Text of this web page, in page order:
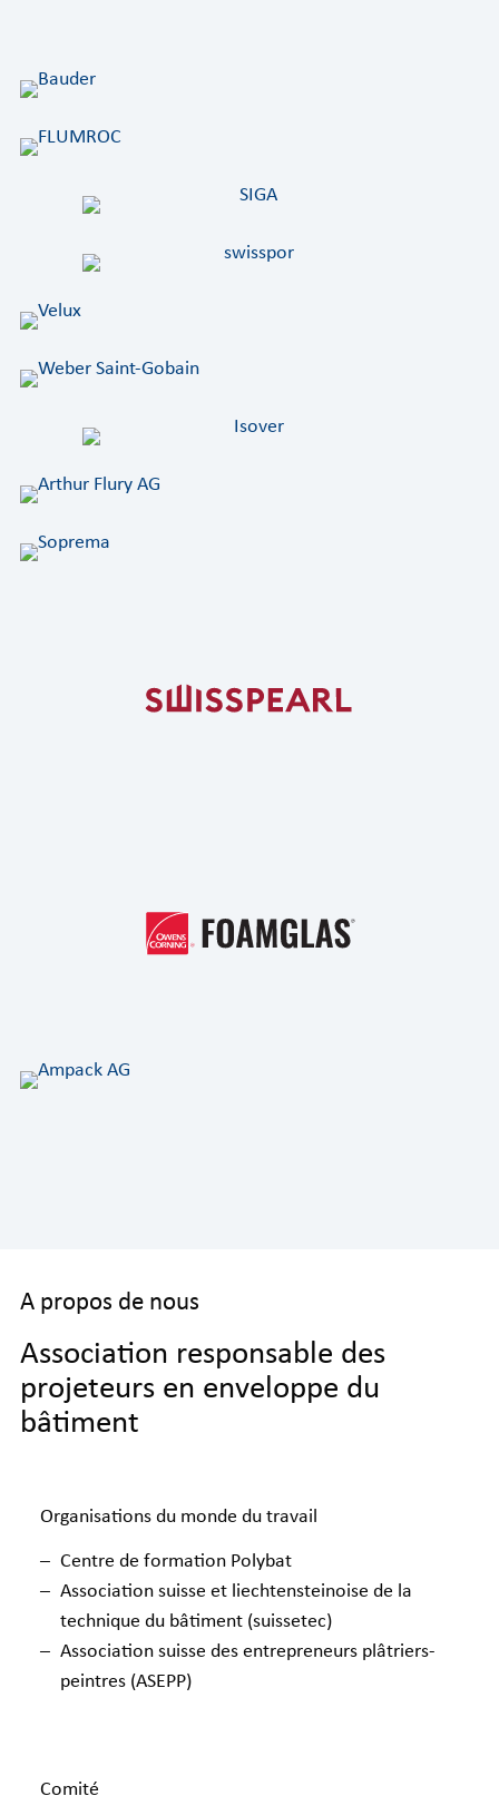
A propos de nous
Association responsable des
projeteurs en enveloppe du
bâtiment
Organisations du monde du travail
Centre de formation Polybat
Association suisse et liechtensteinoise de la
technique du bâtiment (suissetec)
Association suisse des entrepreneurs plâtriers-
peintres (ASEPP)
Comité